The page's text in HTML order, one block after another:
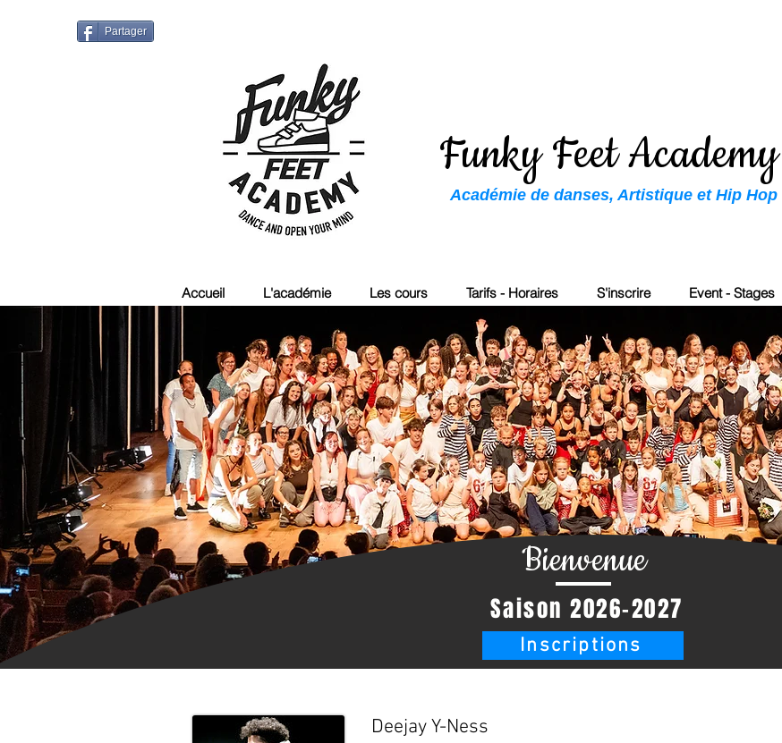
Partager
Accueil L'académie Les cours Tarifs - Horaires S'inscrire Event - Stages
Académie de danses, Artistique et Hip Hop
Funky Feet Academy
Bienvenue
Saison 2026-2027
Inscriptions
Deejay Y-Ness